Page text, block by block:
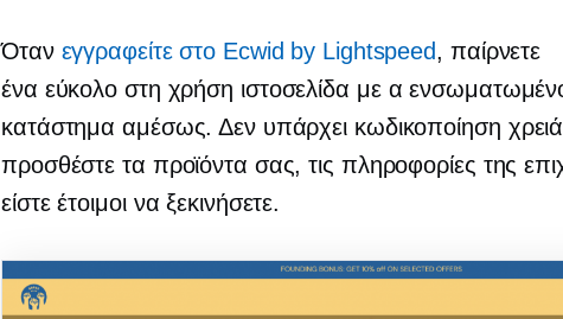
Όταν εγγραφείτε στο Ecwid by Lightspeed, παίρνετε
ένα εύκολο στη χρήση ιστοσελίδα με α
κατάστημα αμέσως. Δεν υπάρχει κωδικοποίηση
προσθέστε τα προϊόντα σας, τις πληροφορίες της
είστε έτοιμοι να ξεκινήσετε.